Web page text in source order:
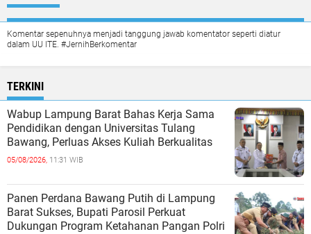
Komentar sepenuhnya menjadi tanggung jawab komentator seperti diatur
dalam UU ITE. #JernihBerkomentar
TERKINI
Wabup Lampung Barat Bahas Kerja Sama
Pendidikan dengan Universitas Tulang
Bawang, Perluas Akses Kuliah Berkualitas
05/08/2026, 11:31 WIB
Panen Perdana Bawang Putih di Lampung
Barat Sukses, Bupati Parosil Perkuat
Dukungan Program Ketahanan Pangan Polri